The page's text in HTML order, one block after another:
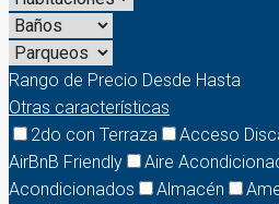
Rango de Precio Desde Hasta
Otras características
2do con Terraza
Acceso
AirBnB Friendly
Aire
Acondicionados
Almacén